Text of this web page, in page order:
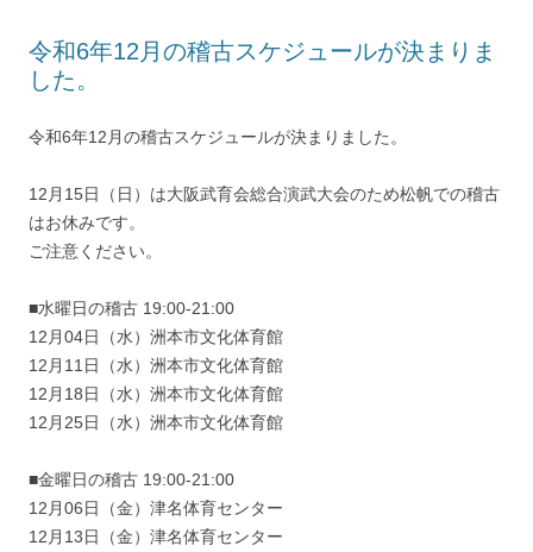
令和6年12月の稽古スケジュールが決まりま
した。
令和6年12月の稽古スケジュールが決まりました。
12月15日（日）は大阪武育会総合演武大会のため松帆での稽古
はお休みです。
ご注意ください。
■水曜日の稽古 19:00-21:00
12月04日（水）洲本市文化体育館
12月11日（水）洲本市文化体育館
12月18日（水）洲本市文化体育館
12月25日（水）洲本市文化体育館
■金曜日の稽古 19:00-21:00
12月06日（金）津名体育センター
12月13日（金）津名体育センター